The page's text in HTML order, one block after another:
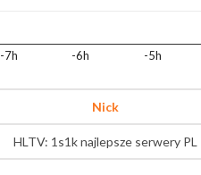
-7h -6h -5h
Nick
HLTV: 1s1k najlepsze serwery PL